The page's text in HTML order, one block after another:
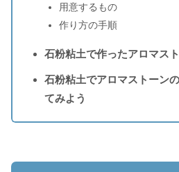
用意するもの
作り方の手順
石粉粘土で作ったアロマス
石粉粘土でアロマストーン
てみよう